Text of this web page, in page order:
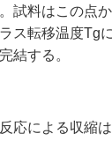
試料はこの点
ス転移温度Tg
結する。
応による収縮